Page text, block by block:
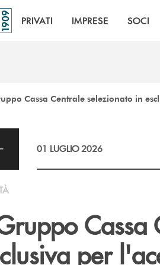
PRIVATI IMPRESE SOCI
Cassa Centrale selezionato in
01 LUGLIO 2026
Cassa
per